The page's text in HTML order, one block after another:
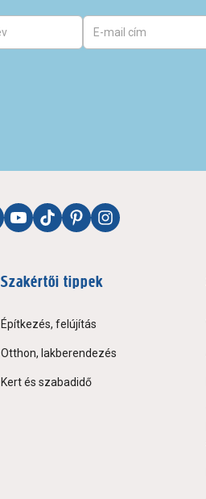
Szakértői tippek
Építkezés, felújítás
Otthon, lakberendezés
Kert és szabadidő